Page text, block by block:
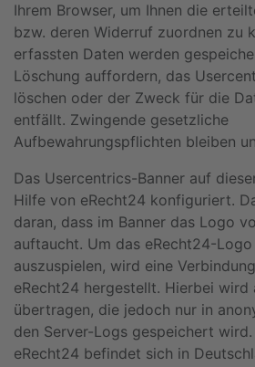
Ihrem Browser, um Ihnen die
bzw. deren Widerruf zuordnen zu
erfassten Daten werden
Löschung auffordern, das
löschen oder der Zweck für die
entfällt. Zwingende gesetzliche
Aufbewahrungspflichten bleiben
Das Usercentrics-Banner auf
Hilfe von eRecht24 konfiguriert.
daran, dass im Banner das Logo
auftaucht. Um das eRecht24-Logo
auszuspielen, wird eine
eRecht24 hergestellt. Hierbei wird
übertragen, die jedoch nur in
den Server-Logs gespeichert
eRecht24 befindet sich in